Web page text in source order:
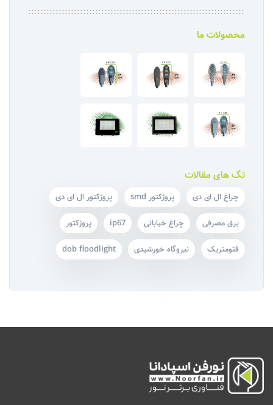
محصولات ما
تگ های مقالات
چراغ ال ای دی پروژکتور smd پروژکتور ال ای دی
برق مصرفی چراغ خیابانی ip67 پروژکتور
فتومتریک نیروگاه خورشیدی dob floodlight